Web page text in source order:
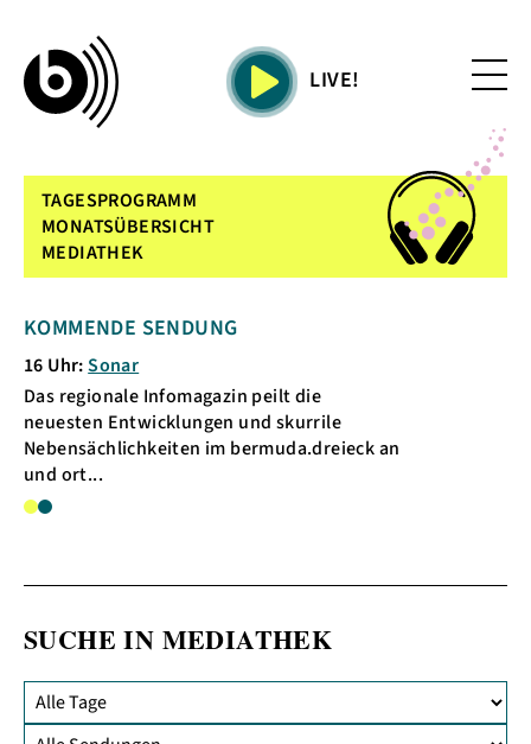
LIVE!
KOMMENDE SENDUNG
16 Uhr:Sonar
Das regionale Infomagazin peilt die
neuesten Entwicklungen und skurrile
Nebensächlichkeiten im bermuda.dreieck an
und ort...
TAGESPROGRAMM
MONATSÜBERSICHT
MEDIATHEK
SUCHE IN MEDIATHEK